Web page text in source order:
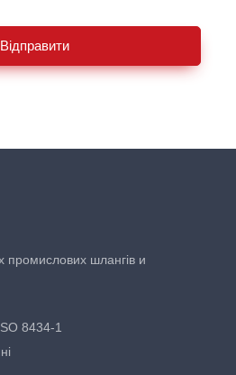
Відправити
промислових шлангів и
8434-1